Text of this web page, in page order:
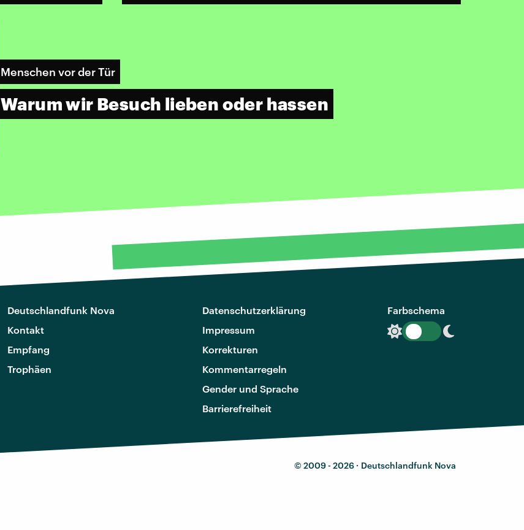
Menschen vor der Tür
Warum wir Besuch lieben oder hassen
Deutschlandfunk Nova
Kontakt
Empfang
Trophäen
Datenschutzerklärung
Impressum
Korrekturen
Kommentarregeln
Gender und Sprache
Barrierefreiheit
Farbschema
© 2009 - 2026 · Deutschlandfunk Nova